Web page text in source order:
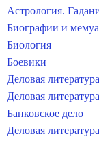
Астрология.
Биографии и
Биология
Боевики
Деловая литература
Деловая
Банковское дело
Деловая